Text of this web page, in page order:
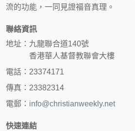
流的功能，一同見證福音真理。
聯絡資訊
地址：九龍聯合道140號
香港華人基督教聯會大樓
電話：23374171
傳真：23382314
電郵： info@christianweekly.net
快速連結